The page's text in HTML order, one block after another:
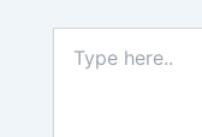
here..